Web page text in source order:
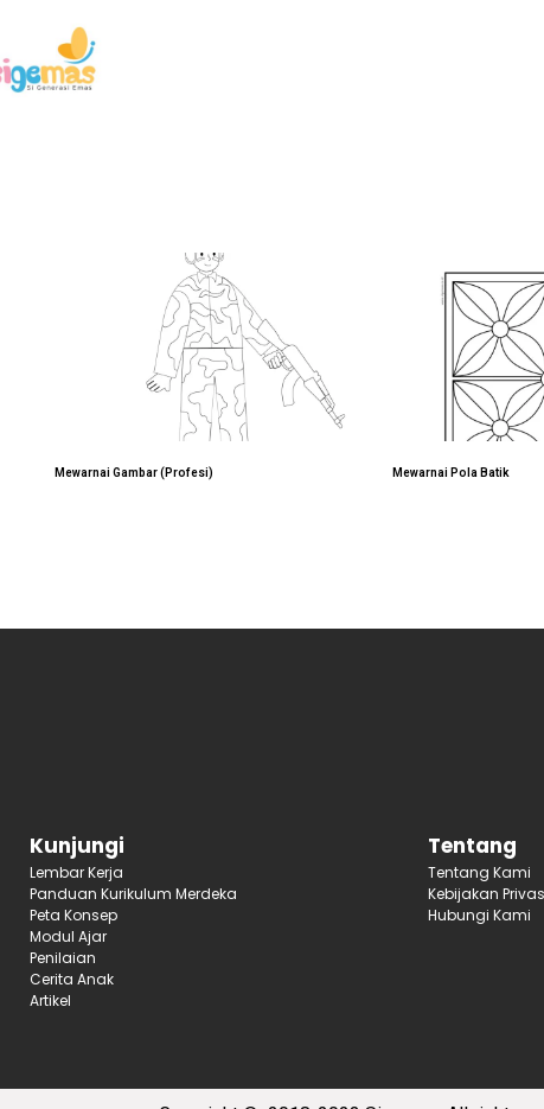
Mewarnai Gambar (Profesi) Mewarnai Pola Batik
Kunjungi
Lembar Kerja
Panduan Kurikulum Merdeka
Peta Konsep
Modul Ajar
Penilaian
Cerita Anak
Artikel
Tentang
Tentang Kami
Kebijakan
Hubungi Kami